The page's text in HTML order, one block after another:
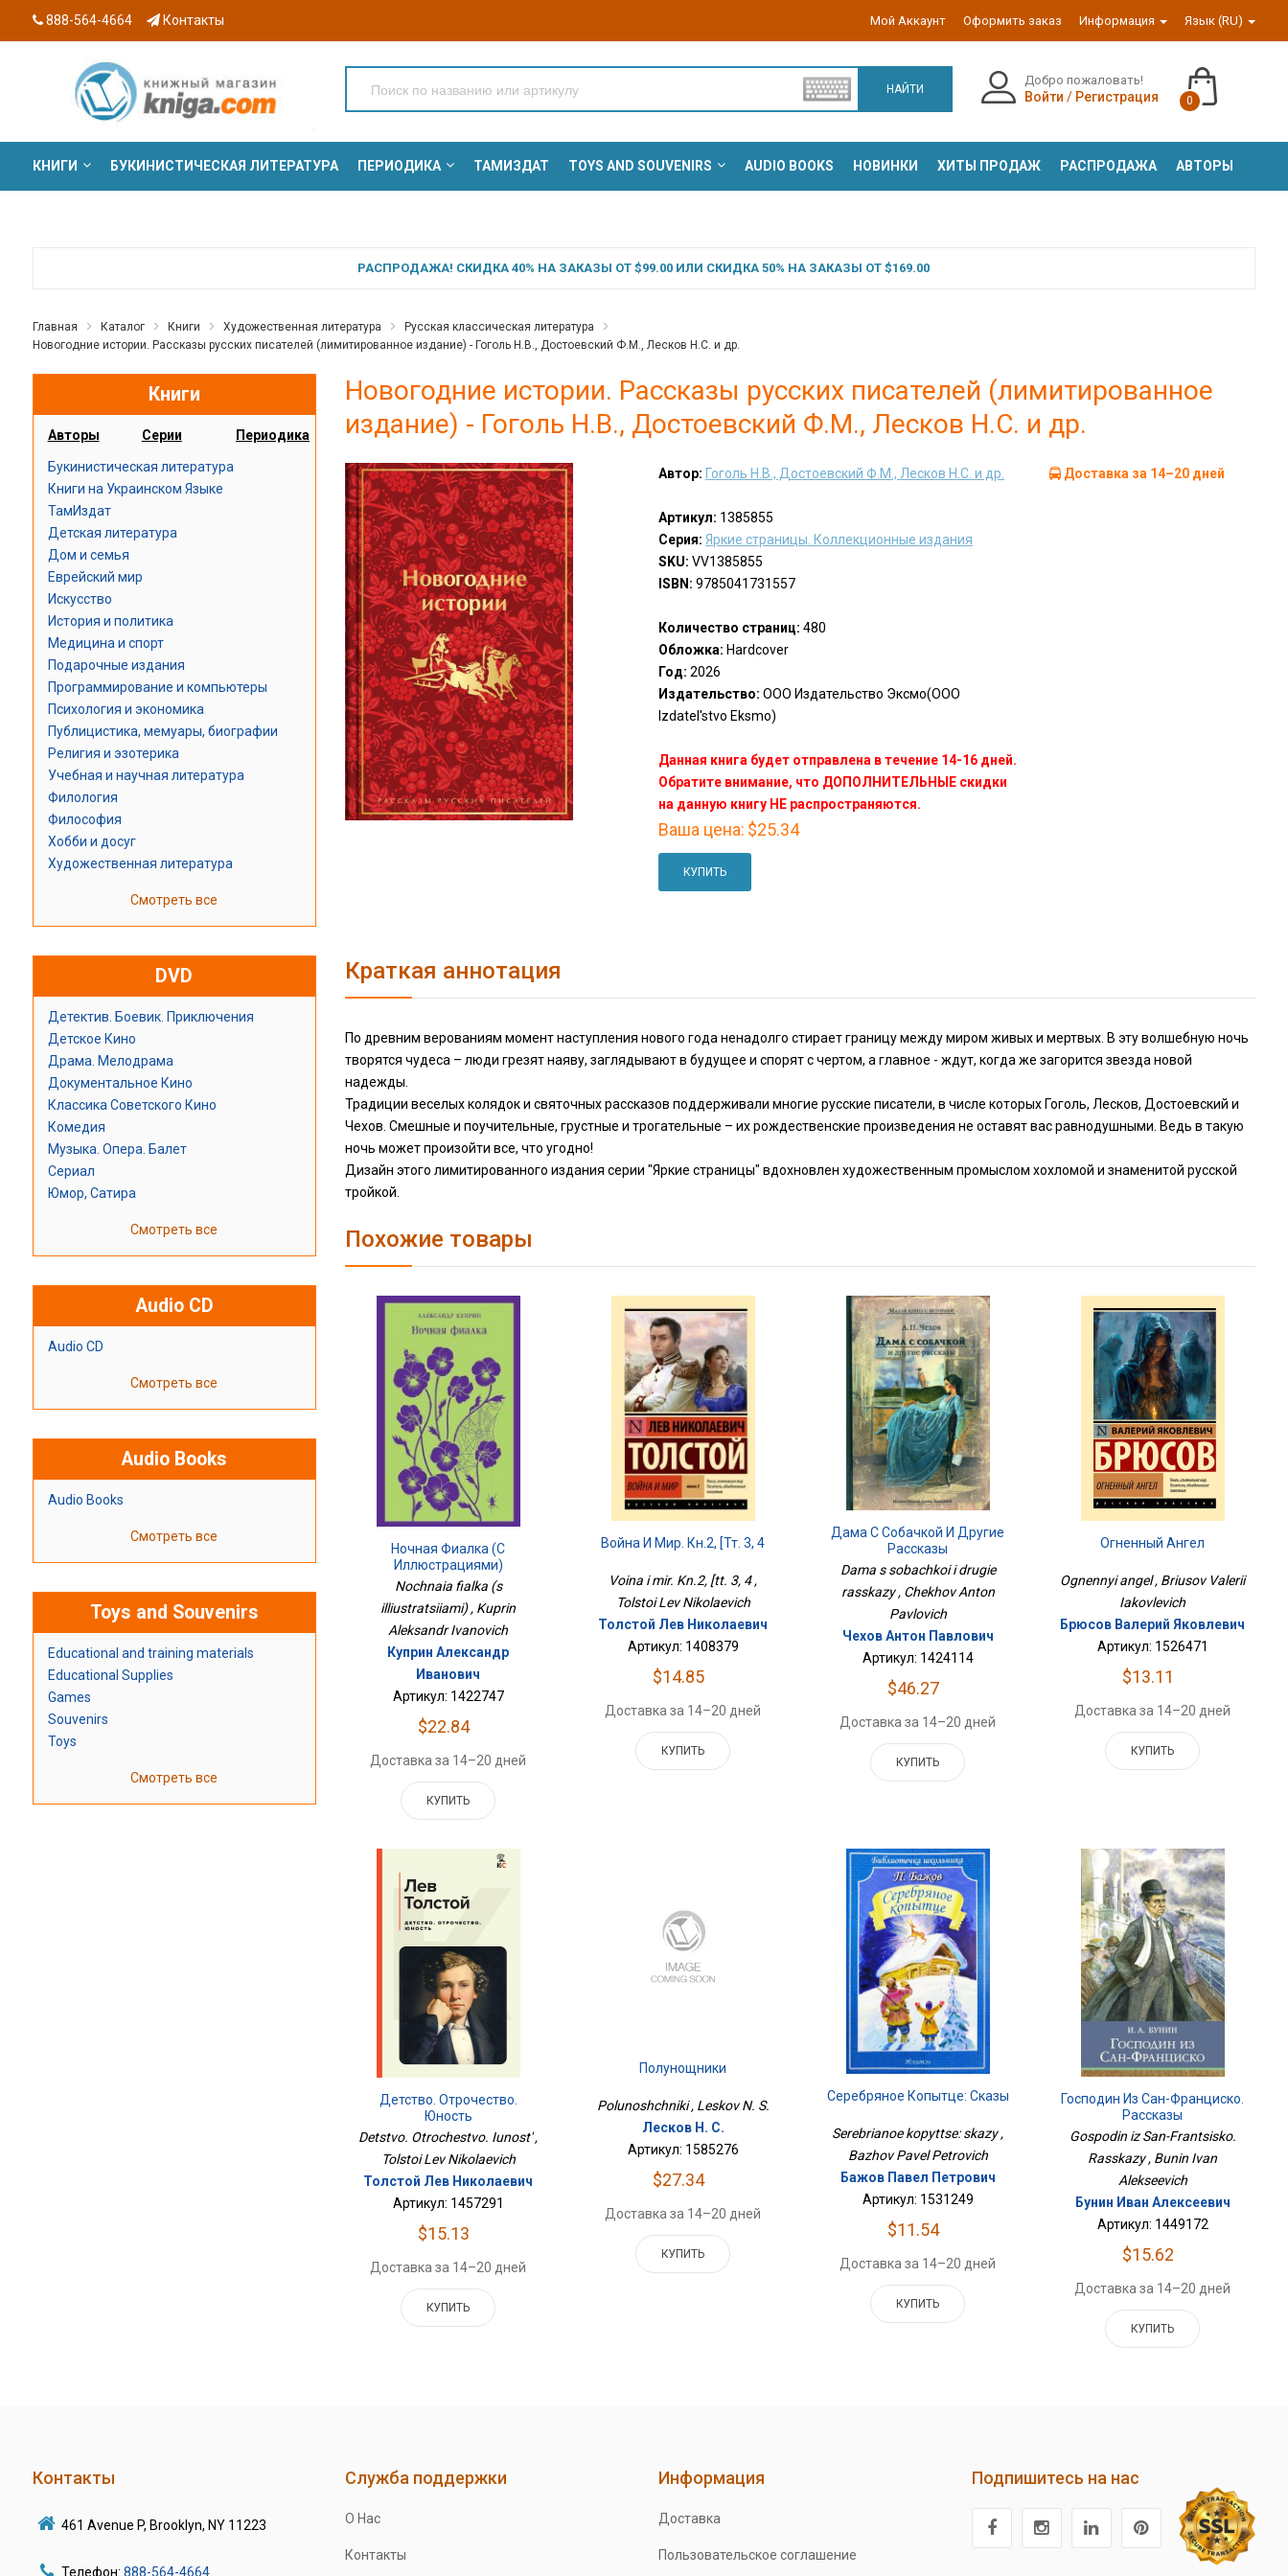
888-564-4664 Контакты Мой Аккаунт Оформить заказ Информация Язык (RU)
НАЙТИ
Добро пожаловать!
Войти / Регистрация 0
КНИГИ БУКИНИСТИЧЕСКАЯ ЛИТЕРАТУРА ПЕРИОДИКА ТАМИЗДАТ TOYS AND SOUVENIRS AUDIO BOOKS НОВИНКИ ХИТЫ ПРОДАЖ РАСПРОДАЖА АВТОРЫ
РАСПРОДАЖА! СКИДКА 40% НА ЗАКАЗЫ ОТ $99.00 ИЛИ СКИДКА 50% НА ЗАКАЗЫ ОТ $169.00
Главная Каталог Книги Художественная литература
Русская классическая литература
Новогодние истории. Рассказы русских писателей (лимитированное издание) - Гоголь Н.В., Достоевский Ф.М., Лесков Н.С. и др.
Книги
Авторы Серии Периодика
Букинистическая литература
Книги на Украинском Языке
ТамИздат
Детская литература
Дом и семья
Еврейский мир
Искусство
История и политика
Медицина и спорт
Подарочные издания
Программирование и компьютеры
Психология и экономика
Публицистика, мемуары, биографии
Религия и эзотерика
Учебная и научная литература
Филология
Философия
Хобби и досуг
Художественная литература
Смотреть все
DVD
Детектив. Боевик. Приключения
Детское Кино
Драма. Мелодрама
Документальное Кино
Классика Советского Кино
Комедия
Музыка. Опера. Балет
Сериал
Юмор, Сатира
Смотреть все
Audio CD
Audio CD
Смотреть все
Audio Books
Audio Books
Смотреть все
Toys and Souvenirs
Educational and training materials
Educational Supplies
Games
Souvenirs
Toys
Смотреть все
Новогодние истории. Рассказы русских писателей (лимитированное
издание) - Гоголь Н.В., Достоевский Ф.М., Лесков Н.С. и др.
Автор: Гоголь Н.В., Достоевский Ф.М., Лесков Н.С. и др.
Артикул: 1385855
Серия: Яркие страницы. Коллекционные издания
SKU: VV1385855
ISBN: 9785041731557
Количество страниц: 480
Обложка: Hardcover
Год: 2026
Издательство: ООО Издательство Эксмо(OOO
Izdatel'stvo Eksmo)
Данная книга будет отправлена в течение 14-16 дней.
Обратите внимание, что ДОПОЛНИТЕЛЬНЫЕ скидки
на данную книгу НЕ распространяются.
Ваша цена: $25.34
КУПИТЬ
Доставка за 14–20 дней
Краткая аннотация
По древним верованиям момент наступления нового года ненадолго стирает границу между миром живых и мертвых. В эту волшебную ночь
творятся чудеса – люди грезят наяву, заглядывают в будущее и спорят с чертом, а главное - ждут, когда же загорится звезда новой
надежды.
Традиции веселых колядок и святочных рассказов поддерживали многие русские писатели, в числе которых Гоголь, Лесков, Достоевский и
Чехов. Смешные и поучительные, грустные и трогательные – их рождественские произведения не оставят вас равнодушными. Ведь в такую
ночь может произойти все, что угодно!
Дизайн этого лимитированного издания серии "Яркие страницы" вдохновлен художественным промыслом хохломой и знаменитой русской
тройкой.
Похожие товары
Ночная Фиалка (с
Иллюстрациями)
Nochnaia fialka (s
illiustratsiiami) , Kuprin
Aleksandr Ivanovich
Куприн Александр
Иванович
Артикул: 1422747
$22.84
Доставка за 14–20 дней
КУПИТЬ
Война И Мир. Кн.2, [тт. 3, 4
Voina i mir. Kn.2, [tt. 3, 4 ,
Tolstoi Lev Nikolaevich
Толстой Лев Николаевич
Артикул: 1408379
$14.85
Доставка за 14–20 дней
КУПИТЬ
Дама С Собачкой И Другие
Рассказы
Dama s sobachkoi i drugie
rasskazy , Chekhov Anton
Pavlovich
Чехов Антон Павлович
Артикул: 1424114
$46.27
Доставка за 14–20 дней
КУПИТЬ
Огненный Ангел
Ognennyi angel , Briusov Valerii
Iakovlevich
Брюсов Валерий Яковлевич
Артикул: 1526471
$13.11
Доставка за 14–20 дней
КУПИТЬ
Детство. Отрочество.
Юность
Detstvo. Otrochestvo. Iunost' ,
Tolstoi Lev Nikolaevich
Толстой Лев Николаевич
Артикул: 1457291
$15.13
Доставка за 14–20 дней
КУПИТЬ
Полунощники
Polunoshchniki , Leskov N. S.
Лесков Н. С.
Артикул: 1585276
$27.34
Доставка за 14–20 дней
КУПИТЬ
Серебряное Копытце: Сказы
Serebrianoe kopyttse: skazy ,
Bazhov Pavel Petrovich
Бажов Павел Петрович
Артикул: 1531249
$11.54
Доставка за 14–20 дней
КУПИТЬ
Господин Из Сан-Франциско.
Рассказы
Gospodin iz San-Frantsisko.
Rasskazy , Bunin Ivan
Alekseevich
Бунин Иван Алексеевич
Артикул: 1449172
$15.62
Доставка за 14–20 дней
КУПИТЬ
Контакты
461 Avenue P, Brooklyn, NY 11223
Телефон: 888-564-4664
Служба поддержки
О Нас
Контакты
Информация
Доставка
Пользовательское соглашение
Подпишитесь на нас